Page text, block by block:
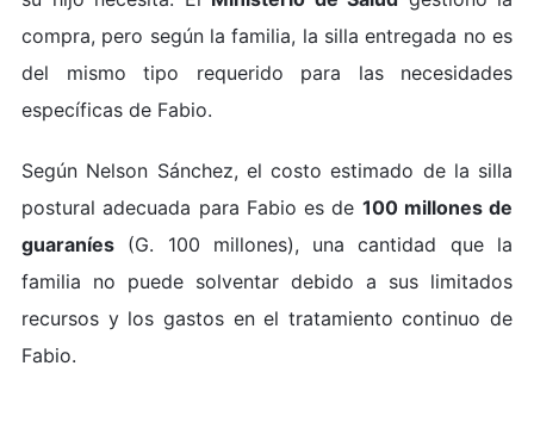
compra, pero según la familia, la silla entregada no es
del mismo tipo requerido para las necesidades
específicas de Fabio.
Según Nelson Sánchez, el costo estimado de la silla
postural adecuada para Fabio es de 100 millones de
guaraníes (G. 100 millones), una cantidad que la
familia no puede solventar debido a sus limitados
recursos y los gastos en el tratamiento continuo de
Fabio.